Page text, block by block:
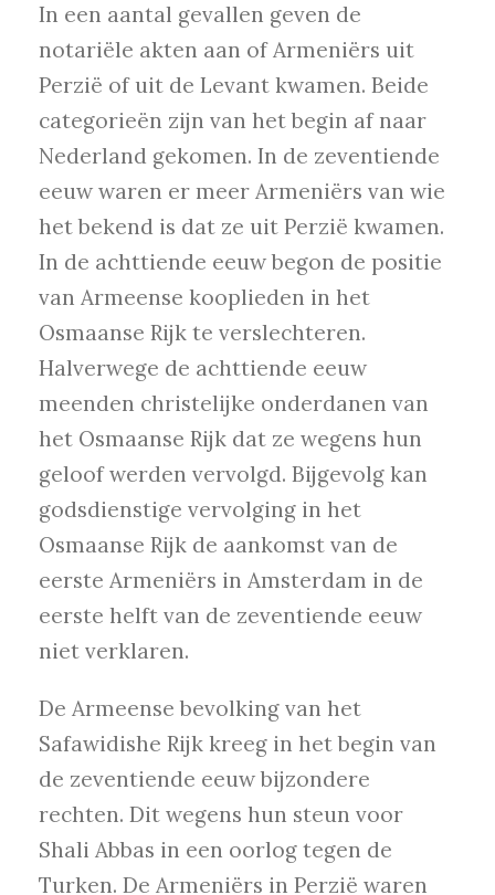
In een aantal gevallen geven de
notariële akten aan of Armeniërs uit
Perzië of uit de Levant kwamen. Beide
categorieën zijn van het begin af naar
Nederland gekomen. In de zeventiende
eeuw waren er meer Armeniërs van wie
het bekend is dat ze uit Perzië kwamen.
In de achttiende eeuw begon de positie
van Armeense kooplieden in het
Osmaanse Rijk te verslechteren.
Halverwege de achttiende eeuw
meenden christelijke onderdanen van
het Osmaanse Rijk dat ze wegens hun
geloof werden vervolgd. Bijgevolg kan
godsdienstige vervolging in het
Osmaanse Rijk de aankomst van de
eerste Armeniërs in Amsterdam in de
eerste helft van de zeventiende eeuw
niet verklaren.
De Armeense bevolking van het
Safawidishe Rijk kreeg in het begin van
de zeventiende eeuw bijzondere
rechten. Dit wegens hun steun voor
Shali Abbas in een oorlog tegen de
Turken. De Armeniërs in Perzië waren